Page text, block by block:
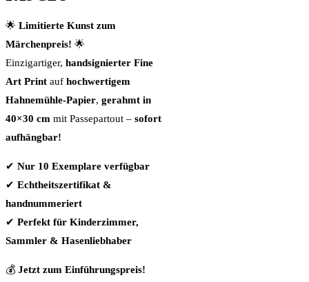
🌟 Limitierte Kunst zum
Märchenpreis! 🌟
Einzigartiger, handsignierter Fine
Art Print auf hochwertigem
Hahnemühle-Papier, gerahmt in
40×30 cm mit Passepartout – sofort
aufhängbar!
✔ Nur 10 Exemplare verfügbar
✔ Echtheitszertifikat &
handnummeriert
✔ Perfekt für Kinderzimmer,
Sammler & Hasenliebhaber
💰 Jetzt zum Einführungspreis!